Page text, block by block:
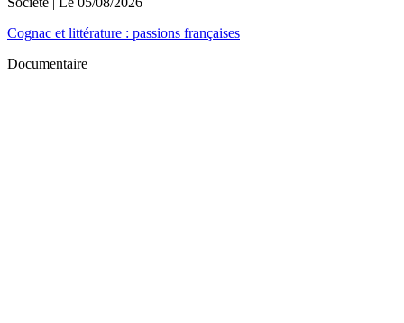
Cognac et littérature : passions françaises
Documentaire